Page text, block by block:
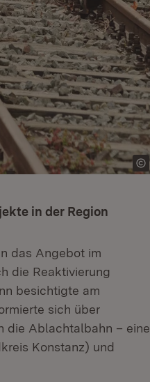
in der Region
das Angebot im
die Reaktivierung
besichtigte am
sich über
die Ablachtalbahn – eine
Konstanz) und